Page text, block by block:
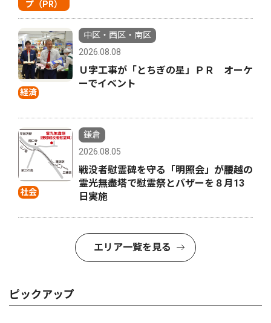
プ（PR）
経済
中区・西区・南区
2026.08.08
Ｕ字工事が「とちぎの星」ＰＲ オーケ
ーでイベント
社会
鎌倉
2026.08.05
戦没者慰霊碑を守る「明照会」が腰越の
霊光無盡塔で慰霊祭とバザーを８月13
日実施
エリア一覧を見る
ピックアップ